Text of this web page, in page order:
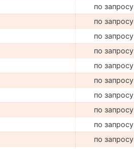
по запросу
по запросу
по запросу
по запросу
по запросу
по запросу
по запросу
по запросу
по запросу
по запросу